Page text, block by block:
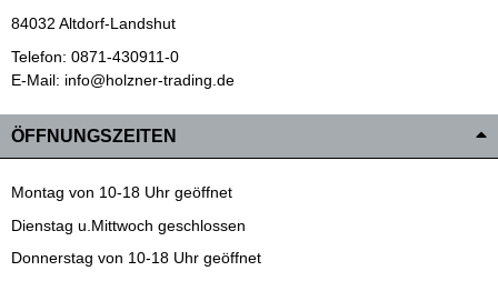
84032 Altdorf-Landshut
Telefon: 0871-430911-0
E-Mail: info@holzner-trading.de
ÖFFNUNGSZEITEN
Montag von 10-18 Uhr geöffnet
Dienstag u.Mittwoch geschlossen
Donnerstag von 10-18 Uhr geöffnet